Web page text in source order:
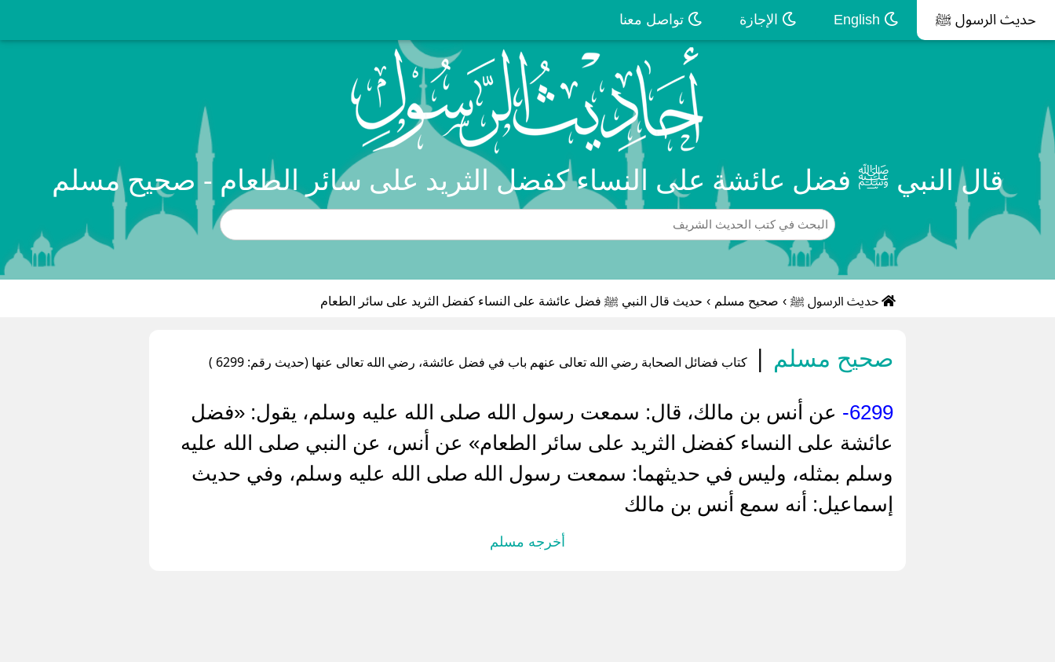
حديث الرسول ﷺ الإجازة تواصل معنا
قال النبي ﷺ فضل عائشة على النساء كفضل الثريد على سائر الطعام - صحيح مسلم
حديث الرسول ﷺ › صحيح مسلم › حديث قال النبي ﷺ فضل عائشة على النساء كفضل الثريد على سائر الطعام
صحيح مسلم | كتاب فضائل الصحابة رضي الله تعالى عنهم باب في فضل عائشة، رضي الله تعالى عنها (حديث رقم: 6299 )
6299-
عن أنس بن مالك، قال: سمعت رسول الله صلى الله عليه وسلم، يقول: «فضل
عائشة على النساء كفضل الثريد على سائر الطعام» عن أنس، عن النبي صلى الله عليه
وسلم بمثله، وليس في حديثهما: سمعت رسول الله صلى الله عليه وسلم، وفي حديث
إسماعيل: أنه سمع أنس بن مالك
أخرجه مسلم